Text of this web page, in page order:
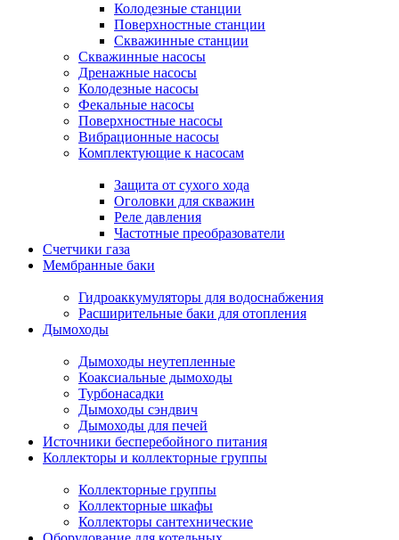
Колодезные станции
Поверхностные станции
Скважинные станции
Скважинные насосы
Дренажные насосы
Колодезные насосы
Фекальные насосы
Поверхностные насосы
Вибрационные насосы
Комплектующие к насосам
Защита от сухого хода
Оголовки для скважин
Реле давления
Частотные преобразователи
Счетчики газа
Мембранные баки
Гидроаккумуляторы для водоснабжения
Расширительные баки для отопления
Дымоходы
Дымоходы неутепленные
Коаксиальные дымоходы
Турбонасадки
Дымоходы сэндвич
Дымоходы для печей
Источники бесперебойного питания
Коллекторы и коллекторные группы
Коллекторные группы
Коллекторные шкафы
Коллекторы сантехнические